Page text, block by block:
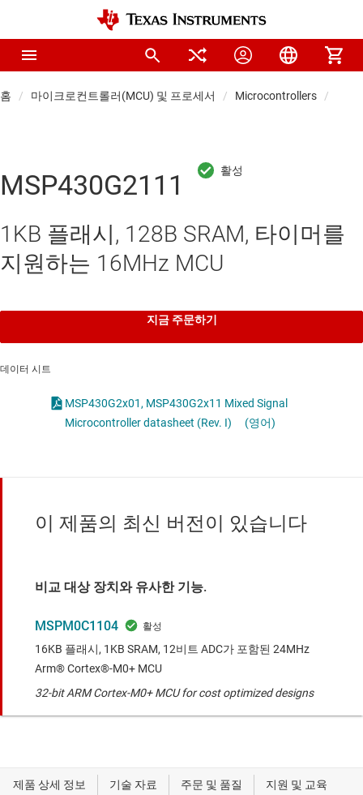
홈 마이크로컨트롤러(MCU) 및 프로세서 Microcontrollers
MSP430G2111
1KB 플래시, 128B SRAM, 타이머를
지원하는 16MHz MCU
지금 주문하기
데이터 시트
MSP430G2x01, MSP430G2x11 Mixed Signal
Microcontroller datasheet (Rev. I)
(영어)
이 제품의 최신 버전이 있습니다
비교 대상 장치와 유사한 기능.
MSPM0C1104
16KB 플래시, 1KB SRAM, 12비트 ADC가 포함된 24MHz
Arm® Cortex®-M0+ MCU
32-bit ARM Cortex-M0+ MCU for cost optimized designs